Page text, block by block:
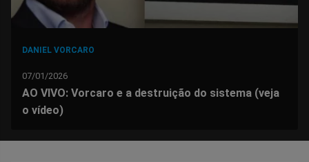
DANIEL VORCARO
07/01/2026
AO VIVO: Vorcaro e a destruição do sistema (veja
o vídeo)